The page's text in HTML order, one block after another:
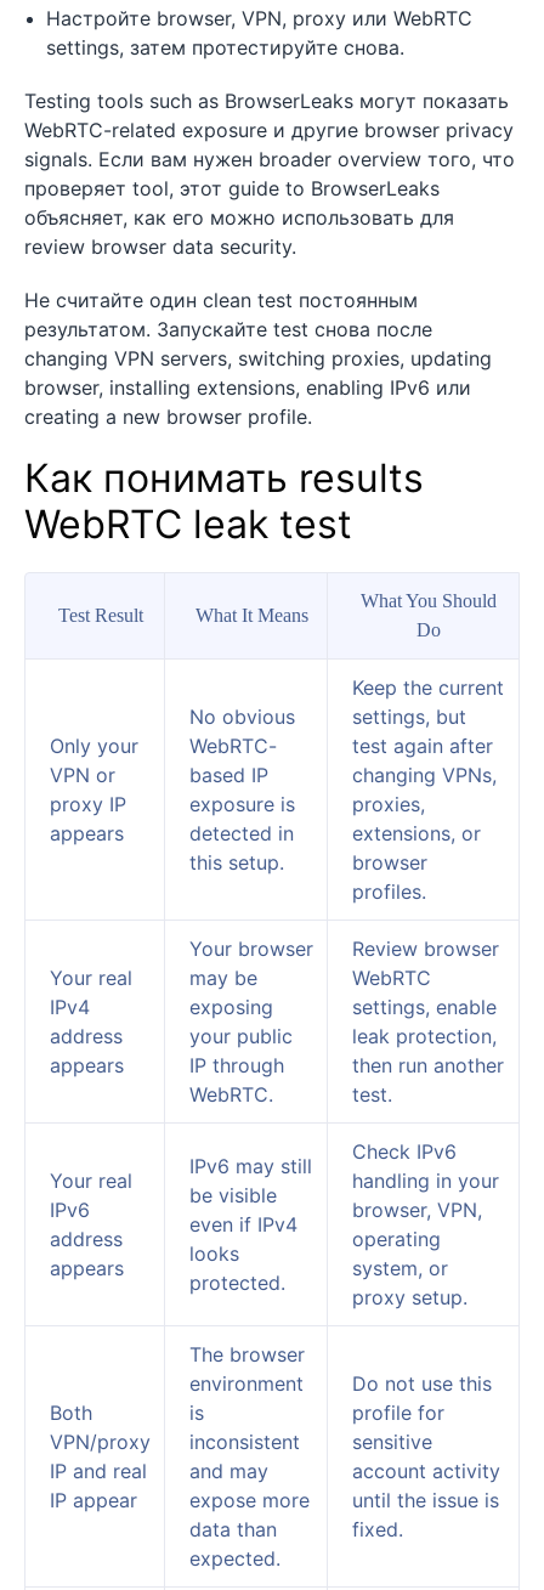
Настройте browser, VPN, proxy или WebRTC
settings, затем протестируйте снова.
Testing tools such as BrowserLeaks могут показать
WebRTC-related exposure и другие browser privacy
signals. Если вам нужен broader overview того, что
проверяет tool, этот guide to BrowserLeaks
объясняет, как его можно использовать для
review browser data security.
Не считайте один clean test постоянным
результатом. Запускайте test снова после
changing VPN servers, switching proxies, updating
browser, installing extensions, enabling IPv6 или
creating a new browser profile.
Как понимать results
WebRTC leak test
Test Result What It Means
What You Should
Do
Only your
VPN or
proxy IP
appears
No obvious
WebRTC-
based IP
exposure is
detected in
this setup.
Keep the current
settings, but
test again after
changing VPNs,
proxies,
extensions, or
browser
profiles.
Your real
IPv4
address
appears
Your browser
may be
exposing
your public
IP through
WebRTC.
Review browser
WebRTC
settings, enable
leak protection,
then run another
test.
Your real
IPv6
address
appears
IPv6 may still
be visible
even if IPv4
looks
protected.
Check IPv6
handling in your
browser, VPN,
operating
system, or
proxy setup.
Both
VPN/proxy
IP and real
IP appear
The browser
environment
is
inconsistent
and may
expose more
data than
expected.
Do not use this
profile for
sensitive
account activity
until the issue is
fixed.